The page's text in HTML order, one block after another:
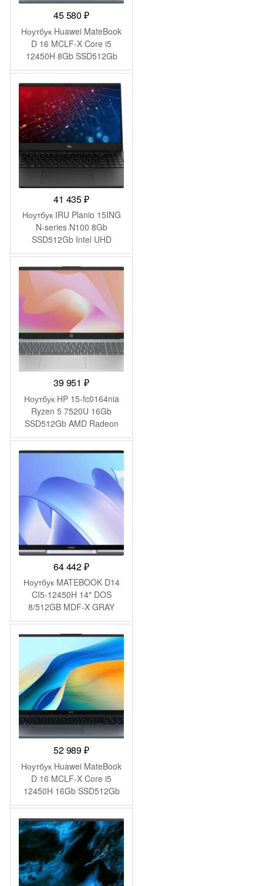
45 580₽
Ноутбук Huawei MateBook
D 16 MCLF-X Core i5
12450H 8Gb SSD512Gb
Intel UHD Graphics 16″ IPS
(1920×1200) без ОС grey
space WiFi BT Cam
(53013YDJ)
41 435₽
Ноутбук IRU Planio 15ING
N-series N100 8Gb
SSD512Gb Intel UHD
Graphics 15.6″ IPS FHD
(1920×1080) FreeDOS
black WiFi BT Cam
6000mAh (2058904)
39 951₽
Ноутбук HP 15-fc0164nia
Ryzen 5 7520U 16Gb
SSD512Gb AMD Radeon
610M 15.6″ IPS FHD
(1920×1080) FreeDOS
(BA5K8EA)
64 442₽
Ноутбук MATEBOOK D14
CI5-12450H 14″ DOS
8/512GB MDF-X GRAY
HUAWEI
52 989₽
Ноутбук Huawei MateBook
D 16 MCLF-X Core i5
12450H 16Gb SSD512Gb
Intel UHD Graphics 16″ IPS
(1920×1200) без ОС grey
space WiFi BT Cam
(53013YDK)